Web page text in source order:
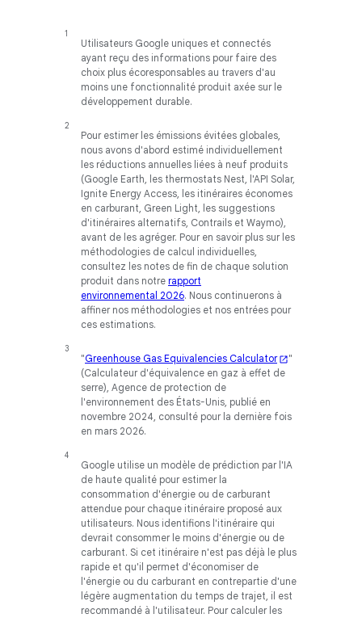
Utilisateurs Google uniques et connectés
ayant reçu des informations pour faire des
choix plus écoresponsables au travers d'au
moins une fonctionnalité produit axée sur le
développement durable.
Pour estimer les émissions évitées globales,
nous avons d'abord estimé individuellement
les réductions annuelles liées à neuf produits
(Google Earth, les thermostats Nest, l'API Solar,
Ignite Energy Access, les itinéraires économes
en carburant, Green Light, les suggestions
d'itinéraires alternatifs, Contrails et Waymo),
avant de les agréger. Pour en savoir plus sur les
méthodologies de calcul individuelles,
consultez les notes de fin de chaque solution
produit dans notre rapport
environnemental 2026. Nous continuerons à
affiner nos méthodologies et nos entrées pour
ces estimations.
"Greenhouse Gas Equivalencies Calculator
"
(Calculateur d'équivalence en gaz à effet de
serre), Agence de protection de
l'environnement des États-Unis, publié en
novembre 2024, consulté pour la dernière fois
en mars 2026.
Google utilise un modèle de prédiction par l'IA
de haute qualité pour estimer la
consommation d'énergie ou de carburant
attendue pour chaque itinéraire proposé aux
utilisateurs. Nous identifions l'itinéraire qui
devrait consommer le moins d'énergie ou de
carburant. Si cet itinéraire n'est pas déjà le plus
rapide et qu'il permet d'économiser de
l'énergie ou du carburant en contrepartie d'une
légère augmentation du temps de trajet, il est
recommandé à l'utilisateur. Pour calculer les